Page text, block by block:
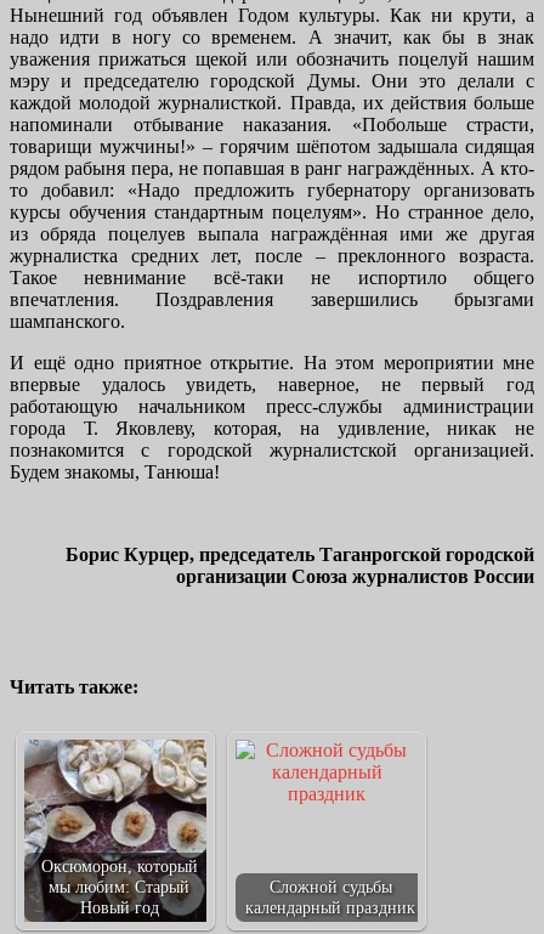
Нынешний год объявлен Годом культуры. Как ни крути, а
надо идти в ногу со временем. А значит, как бы в знак
уважения прижаться щекой или обозначить поцелуй нашим
мэру и председателю городской Думы. Они это делали с
каждой молодой журналисткой. Правда, их действия больше
напоминали отбывание наказания. «Побольше страсти,
товарищи мужчины!» – горячим шёпотом задышала сидящая
рядом рабыня пера, не попавшая в ранг награждённых. А кто-
то добавил: «Надо предложить губернатору организовать
курсы обучения стандартным поцелуям». Но странное дело,
из обряда поцелуев выпала награждённая ими же другая
журналистка средних лет, после – преклонного возраста.
Такое невнимание всё-таки не испортило общего
впечатления. Поздравления завершились брызгами
шампанского.
И ещё одно приятное открытие. На этом мероприятии мне
впервые удалось увидеть, наверное, не первый год
работающую начальником пресс-службы администрации
города Т. Яковлеву, которая, на удивление, никак не
познакомится с городской журналистской организацией.
Будем знакомы, Танюша!
Борис Курцер, председатель Таганрогской городской
организации Союза журналистов России
Читать также:
Оксюморон, который
мы любим: Старый
Новый год
Сложной судьбы
календарный праздник